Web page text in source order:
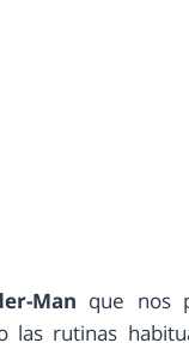
Man que nos
las rutinas